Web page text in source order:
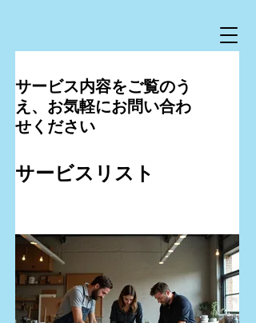
サービス内容をご覧のう
え、お気軽にお問い合わ
せください
サービスリスト